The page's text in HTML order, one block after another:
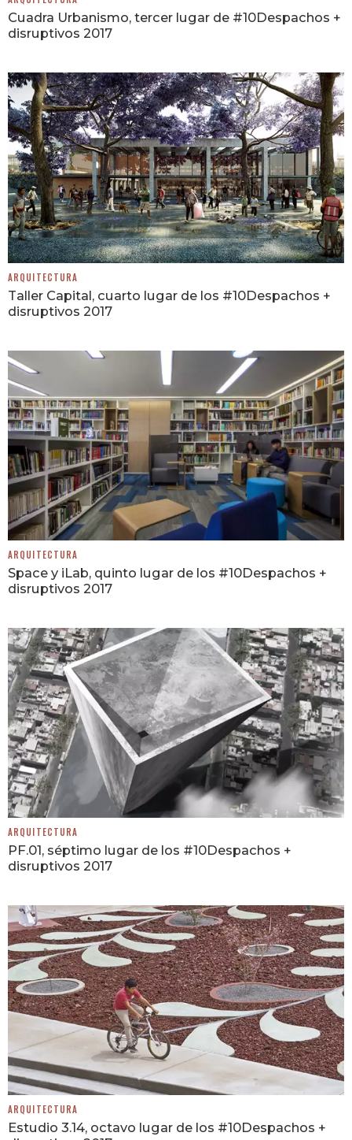
Cuadra Urbanismo, tercer lugar de #10Despachos +
disruptivos 2017
ARQUITECTURA
Taller Capital, cuarto lugar de los #10Despachos +
disruptivos 2017
ARQUITECTURA
Space y iLab, quinto lugar de los #10Despachos +
disruptivos 2017
ARQUITECTURA
PF.01, séptimo lugar de los #10Despachos +
disruptivos 2017
ARQUITECTURA
Estudio 3.14, octavo lugar de los #10Despachos +